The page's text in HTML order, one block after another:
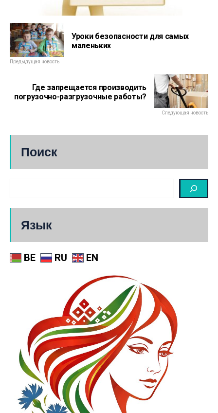
Уроки безопасности для самых
маленьких
Предыдущая новость
Где запрещается производить
погрузочно-разгрузочные работы?
Следующая новость
Поиск
Язык
BE RU EN